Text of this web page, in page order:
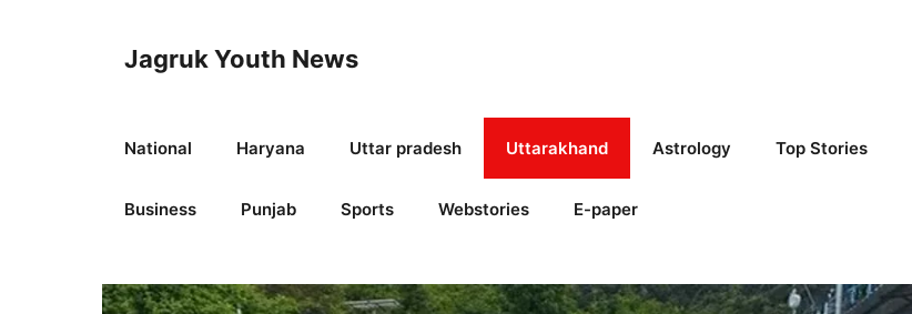
Jagruk Youth News
National Haryana Uttar pradesh Uttarakhand Astrology Top Stories
Business Punjab Sports Webstories E-paper